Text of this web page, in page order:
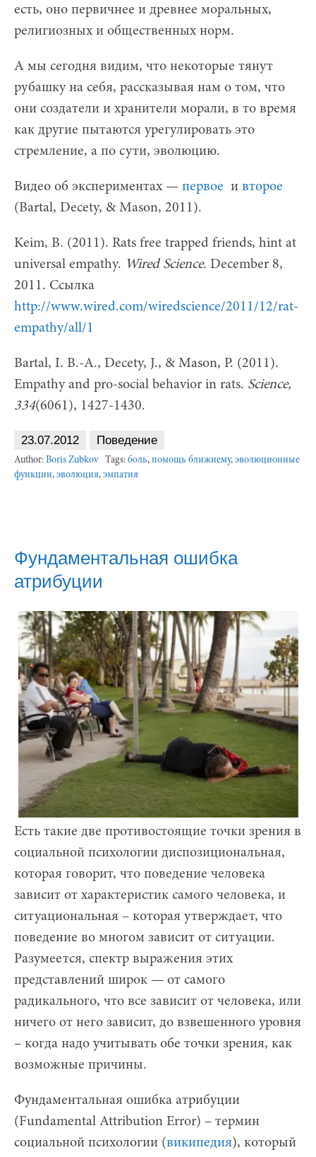
есть, оно первичнее и древнее моральных,
религиозных и общественных норм.
А мы сегодня видим, что некоторые тянут
рубашку на себя, рассказывая нам о том, что
они создатели и хранители морали, в то время
как другие пытаются урегулировать это
стремление, а по сути, эволюцию.
Видео об экспериментах — первое и второе
(Bartal, Decety, & Mason, 2011).
Keim, B. (2011). Rats free trapped friends, hint at
universal empathy. Wired Science. December 8,
2011. Ссылка
http://www.wired.com/wiredscience/2011/12/rat-
empathy/all/1
Bartal, I. B.-A., Decety, J., & Mason, P. (2011).
Empathy and pro-social behavior in rats. Science,
334(6061), 1427-1430.
23.07.2012 Поведение
Author: Boris Zubkov Tags: боль, помощь ближнему, эволюционные
функции, эволюция, эмпатия
Фундаментальная ошибка
атрибуции
Есть такие две противостоящие точки зрения в
социальной психологии диспозициональная,
которая говорит, что поведение человека
зависит от характеристик самого человека, и
ситуациональная – которая утверждает, что
поведение во многом зависит от ситуации.
Разумеется, спектр выражения этих
представлений широк — от самого
радикального, что все зависит от человека, или
ничего от него зависит, до взвешенного уровня
– когда надо учитывать обе точки зрения, как
возможные причины.
Фундаментальная ошибка атрибуции
(Fundamental Attribution Error) – термин
социальной психологии (википедия), который